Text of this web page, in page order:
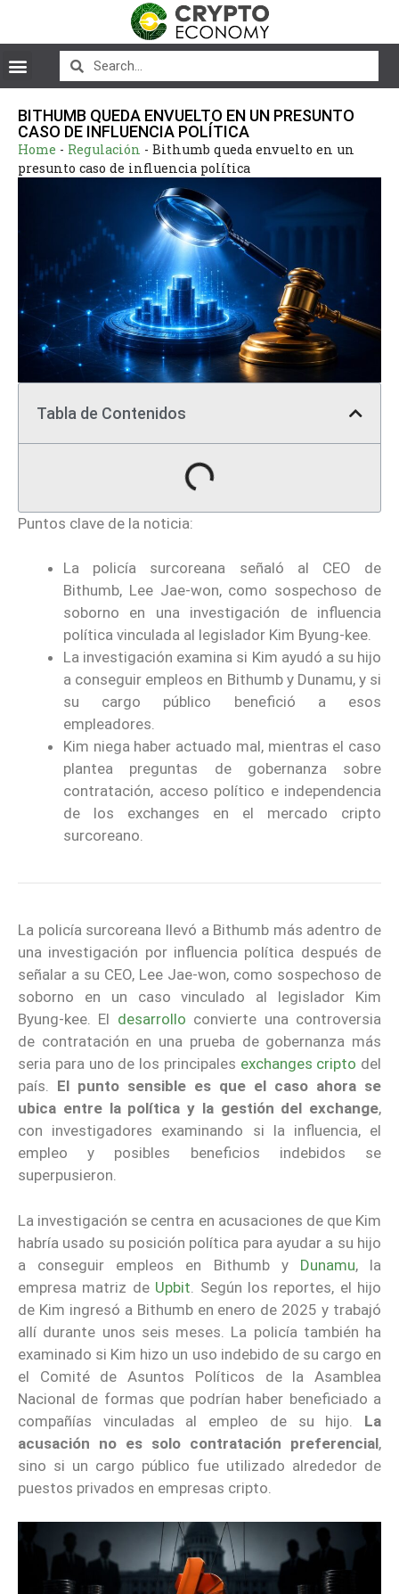
BITHUMB QUEDA ENVUELTO EN UN PRESUNTO
CASO DE INFLUENCIA POLÍTICA
Home - Regulación - Bithumb queda envuelto en un
presunto caso de influencia política
Tabla de Contenidos
Puntos clave de la noticia:
La policía surcoreana señaló al CEO de
Bithumb, Lee Jae-won, como sospechoso de
soborno en una investigación de influencia
política vinculada al legislador Kim Byung-kee.
La investigación examina si Kim ayudó a su hijo
a conseguir empleos en Bithumb y Dunamu, y si
su cargo público benefició a esos
empleadores.
Kim niega haber actuado mal, mientras el caso
plantea preguntas de gobernanza sobre
contratación, acceso político e independencia
de los exchanges en el mercado cripto
surcoreano.
La policía surcoreana llevó a Bithumb más adentro de
una investigación por influencia política después de
señalar a su CEO, Lee Jae-won, como sospechoso de
soborno en un caso vinculado al legislador Kim
Byung-kee. El desarrollo convierte una controversia
de contratación en una prueba de gobernanza más
seria para uno de los principales exchanges cripto del
país. El punto sensible es que el caso ahora se
ubica entre la política y la gestión del exchange,
con investigadores examinando si la influencia, el
empleo y posibles beneficios indebidos se
superpusieron.
La investigación se centra en acusaciones de que Kim
habría usado su posición política para ayudar a su hijo
a conseguir empleos en Bithumb y Dunamu, la
empresa matriz de Upbit . Según los reportes, el hijo
de Kim ingresó a Bithumb en enero de 2025 y trabajó
allí durante unos seis meses. La policía también ha
examinado si Kim hizo un uso indebido de su cargo en
el Comité de Asuntos Políticos de la Asamblea
Nacional de formas que podrían haber beneficiado a
compañías vinculadas al empleo de su hijo. La
acusación no es solo contratación preferencial,
sino si un cargo público fue utilizado alrededor de
puestos privados en empresas cripto.